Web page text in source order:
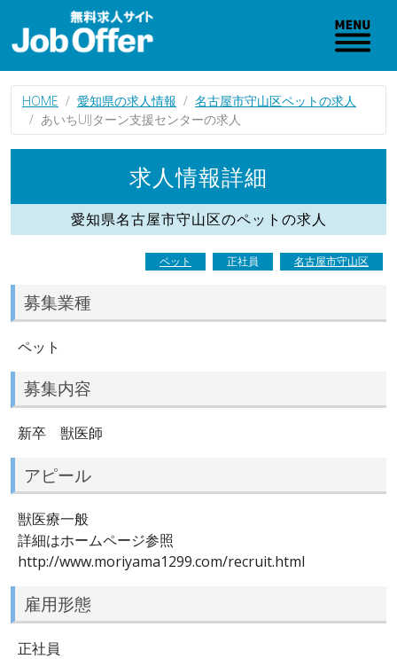
HOME 愛知県の求人情報
名古屋市守山区ペットの求人
あいちUIJターン支援センターの求人
求人情報詳細
愛知県名古屋市守山区のペットの求人
ペット 正社員 名古屋市守山区
募集業種
ペット
募集内容
新卒 獣医師
アピール
獣医療一般
詳細はホームページ参照
http://www.moriyama1299.com/recruit.html
雇用形態
正社員